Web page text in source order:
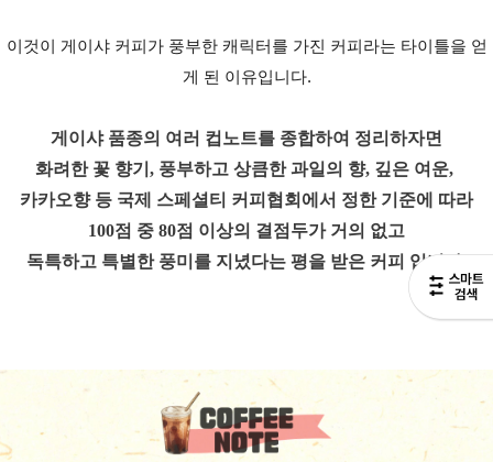
이것이 게이샤 커피가 풍부한 캐릭터를 가진 커피라는 타이틀을 얻
게 된 이유입니다.
게이샤 품종의 여러 컵노트를 종합하여 정리하자면
화려한 꽃 향기, 풍부하고 상큼한 과일의 향, 깊은 여운,
카카오향 등 국제 스페셜티 커피협회에서 정한 기준에 따라
100점 중 80점 이상의 결점두가 거의 없고
독특하고 특별한 풍미를 지녔다는 평을 받은 커피 입니다.